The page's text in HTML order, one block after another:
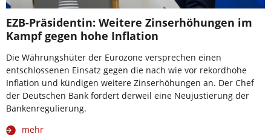
EZB-Präsidentin: Weitere Zinserhöhungen im
Kampf gegen hohe Inflation
Die Währungshüter der Eurozone versprechen einen
entschlossenen Einsatz gegen die nach wie vor rekordhohe
Inflation und kündigen weitere Zinserhöhungen an. Der Chef
der Deutschen Bank fordert derweil eine Neujustierung der
Bankenregulierung.
mehr